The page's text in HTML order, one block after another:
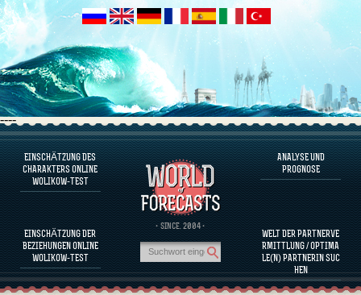
----
EINSCHÄTZUNG DES
CHARAKTERS ONLINE
WOLIKOW-TEST
EINSCHÄTZUNG DER
BEZIEHUNGEN ONLINE
WOLIKOW-TEST
· SINCE. 2004 ·
ANALYSE UND
PROGNOSE
WELT DER PARTNERVE
RMITTLUNG / OPTIMA
LE(N) PARTNERIN SUC
HEN
ÜBER DAS PROGRAMM
CHARAKTER JETZT EINSCHÄTZEN
BEURTEILUNG DES CHARAKTERS VON BERÜHMTEN PERSÖNLICHKEITEN
ÜBER DAS PROGRAMM
KOMPATIBILITÄT DER PARTNERINNEN EINSCHÄTZEN
ANALYSE UND PROGNOSE